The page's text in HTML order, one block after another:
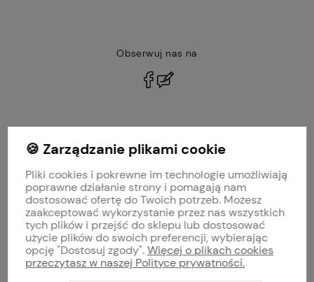
Obserwuj nas na
MOJE KONTO
PŁATNOŚCI I DOSTAWA
INFORMACJE
O NAS
🍪 Zarządzanie plikami cookie
Pliki cookies i pokrewne im technologie umożliwiają
poprawne działanie strony i pomagają nam
dostosować ofertę do Twoich potrzeb. Możesz
zaakceptować wykorzystanie przez nas wszystkich
tych plików i przejść do sklepu lub dostosować
użycie plików do swoich preferencji, wybierając
opcję "Dostosuj zgody".Więcej o plikach cookies
przeczytasz w naszej Polityce prywatności.